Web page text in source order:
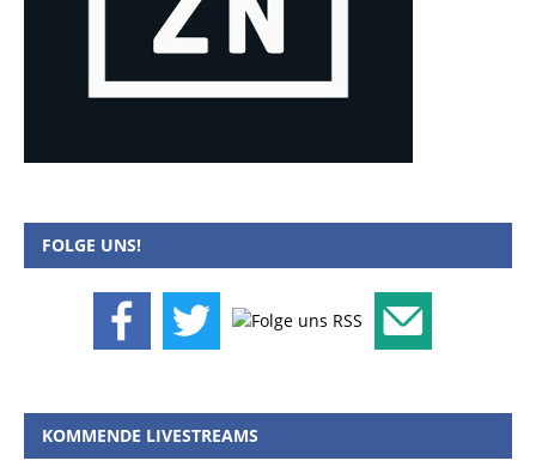
FOLGE UNS!
KOMMENDE LIVESTREAMS